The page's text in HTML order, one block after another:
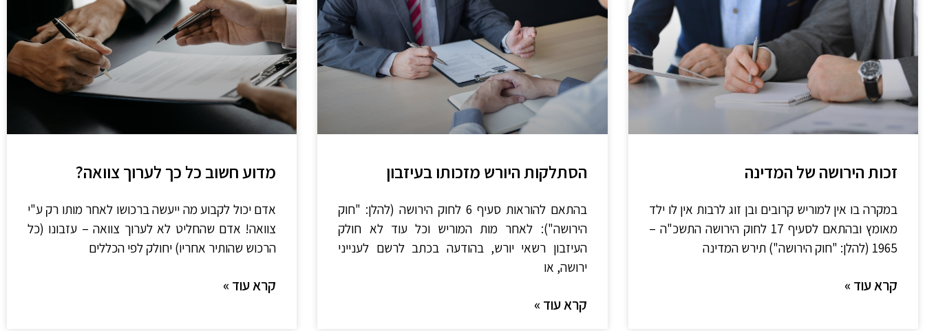
זכות הירושה של המדינה
במקרה בו אין למוריש קרובים ובן זוג לרבות אין לו ילד
מאומץ ובהתאם לסעיף 17 לחוק הירושה התשכ"ה –
1965 (להלן: "חוק הירושה") תירש המדינה
קרא עוד »
הסתלקות היורש מזכותו בעיזבון
בהתאם להוראות סעיף 6 לחוק הירושה (להלן: "חוק
הירושה"): לאחר מות המוריש וכל עוד לא חולק
העיזבון רשאי יורש, בהודעה בכתב לרשם לענייני
ירושה, או
קרא עוד »
מדוע חשוב כל כך לערוך צוואה?
אדם יכול לקבוע מה ייעשה ברכושו לאחר מותו רק ע"י
צוואה! אדם שהחליט לא לערוך צוואה – עזבונו (כל
הרכוש שהותיר אחריו) יחולק לפי הכללים
קרא עוד »